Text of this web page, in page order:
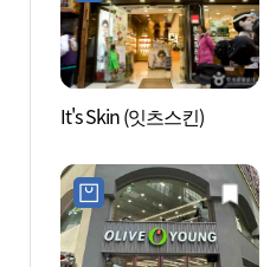
It's Skin (잇츠스킨)